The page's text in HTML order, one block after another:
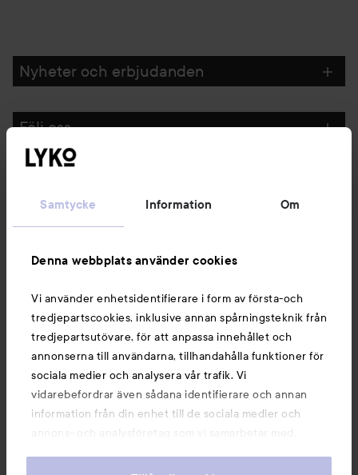
Samtycke Information Om
Denna webbplats använder cookies
Vi använder enhetsidentifierare i form av första-och
tredjepartscookies, inklusive annan spårningsteknik från
tredjepartsutövare, för att anpassa innehållet och
annonserna till användarna, tillhandahålla funktioner för
sociala medier och analysera vår trafik. Vi
vidarebefordrar även sådana identifierare och annan
information från din enhet till de sociala medier och
annons- och analysföretag som vi samarbetar med.
information som du har tillhandahållit eller som de har
Nyheter och erbjudanden
Följ oss
Du kanske också gillar